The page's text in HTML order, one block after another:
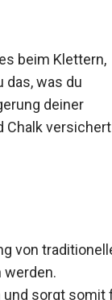
beim Klettern,
das, was du
deiner
Chalk versichert
von
hinterlassen